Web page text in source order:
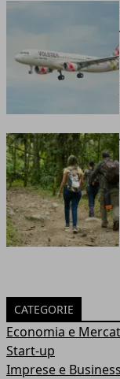
CATEGORIE
Economia e
Start-up
Imprese e Business